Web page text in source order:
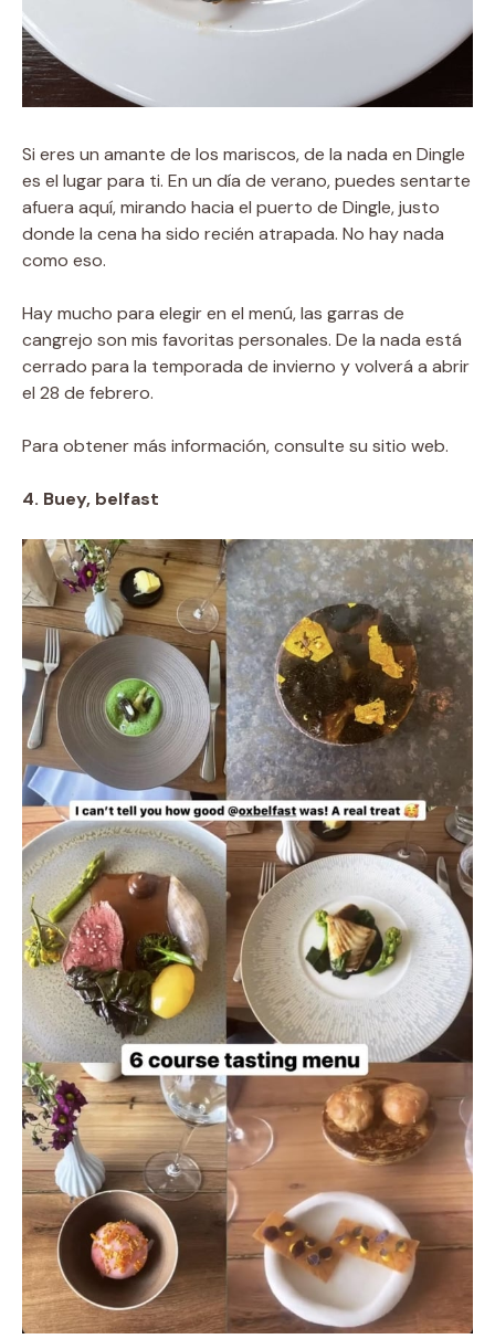
Si eres un amante de los mariscos, de la nada en Dingle
es el lugar para ti. En un día de verano, puedes sentarte
afuera aquí, mirando hacia el puerto de Dingle, justo
donde la cena ha sido recién atrapada. No hay nada
como eso.
Hay mucho para elegir en el menú, las garras de
cangrejo son mis favoritas personales. De la nada está
cerrado para la temporada de invierno y volverá a abrir
el 28 de febrero.
Para obtener más información, consulte su sitio web.
4. Buey, belfast